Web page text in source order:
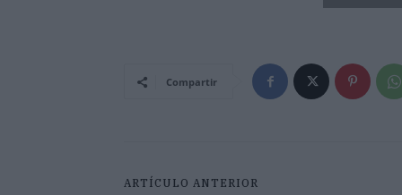
Compartir
ARTÍCULO ANTERIOR